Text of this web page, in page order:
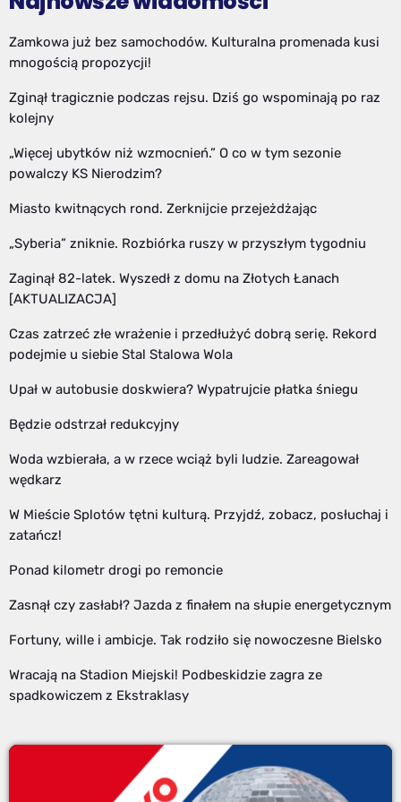
Zamkowa już bez samochodów. Kulturalna promenada kusi
mnogością propozycji!
Zginął tragicznie podczas rejsu. Dziś go wspominają po raz
kolejny
„Więcej ubytków niż wzmocnień.” O co w tym sezonie
powalczy KS Nierodzim?
Miasto kwitnących rond. Zerknijcie przejeżdżając
„Syberia” zniknie. Rozbiórka ruszy w przyszłym tygodniu
Zaginął 82-latek. Wyszedł z domu na Złotych Łanach
[AKTUALIZACJA]
Czas zatrzeć złe wrażenie i przedłużyć dobrą serię. Rekord
podejmie u siebie Stal Stalowa Wola
Upał w autobusie doskwiera? Wypatrujcie płatka śniegu
Będzie odstrzał redukcyjny
Woda wzbierała, a w rzece wciąż byli ludzie. Zareagował
wędkarz
W Mieście Splotów tętni kulturą. Przyjdź, zobacz, posłuchaj i
zatańcz!
Ponad kilometr drogi po remoncie
Zasnął czy zasłabł? Jazda z finałem na słupie energetycznym
Fortuny, wille i ambicje. Tak rodziło się nowoczesne Bielsko
Wracają na Stadion Miejski! Podbeskidzie zagra ze
spadkowiczem z Ekstraklasy